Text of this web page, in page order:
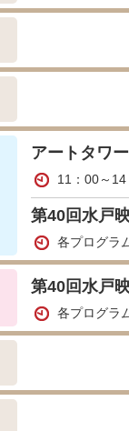
アートタワ
11：00～
第40回水戸
各プログラ
第40回水戸
各プログラ